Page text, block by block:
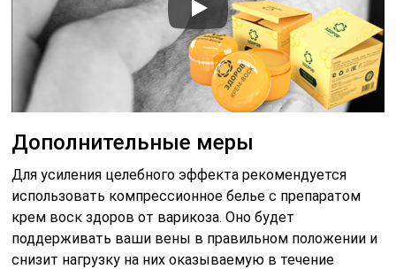
Дополнительные меры
Для усиления целебного эффекта рекомендуется
использовать компрессионное белье с препаратом
крем воск здоров от варикоза. Оно будет
поддерживать ваши вены в правильном положении и
снизит нагрузку на них оказываемую в течение